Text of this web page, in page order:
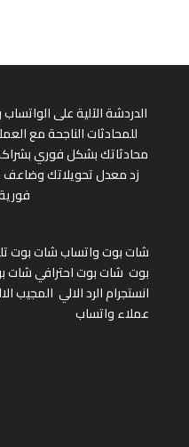
الدردشة الآلية على
للمحادثات الناجحة مع
محادثاتك بشكل فوري
زد معدل تحويلاتك وضاعف
شات بوت واتسابشات بوت
بوت شات بوت احترافيشات
انستجرامالرد الالي المجيب
عملاء واتساب